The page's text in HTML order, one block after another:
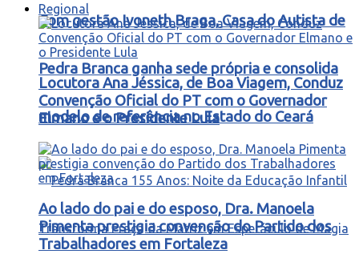
Com gestão Ivoneth Braga, Casa do Autista de
Pedra Branca ganha sede própria e consolida
modelo de referência no Estado do Ceará
Regional
Locutora Ana Jéssica, de Boa Viagem, Conduz
Convenção Oficial do PT com o Governador
Elmano e o Presidente Lula
Ao lado do pai e do esposo, Dra. Manoela
Pimenta prestigia convenção do Partido dos
Trabalhadores em Fortaleza